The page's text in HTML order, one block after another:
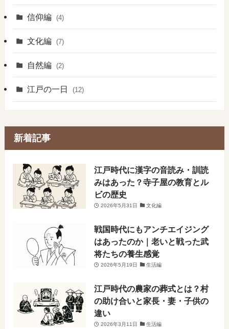
信仰編 (4)
文化編 (7)
自然編 (2)
江戸の一日 (12)
新着記事
​江戸時代に漢字の音読み・訓読
みはあった？寺子屋の教育とル
ビの歴史
2026年5月31日 文化編
戦国時代にもアンチエイジング
はあったのか｜老いと戦った武
将たちの養生感覚
2026年5月19日 生活編
江戸時代の農家の葬式とは？村
の助け合いと家長・妻・子供の
違い
2026年3月11日 生活編